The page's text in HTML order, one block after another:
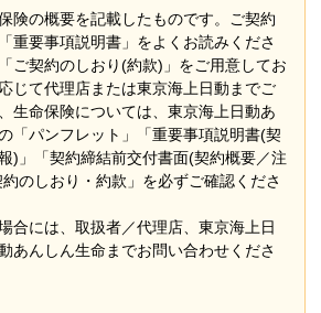
険の概要を記載したものです。ご契約
重要事項説明書」をよくお読みくださ
ご契約のしおり(約款)」をご用意してお
じて代理店または東京海上日動までご
生命保険については、東京海上日動あ
「パンフレット」「重要事項説明書(契
)」「契約締結前交付書面(契約概要／注
のしおり・約款」を必ずご確認くださ
合には、取扱者／代理店、東京海上日
あんしん生命までお問い合わせくださ